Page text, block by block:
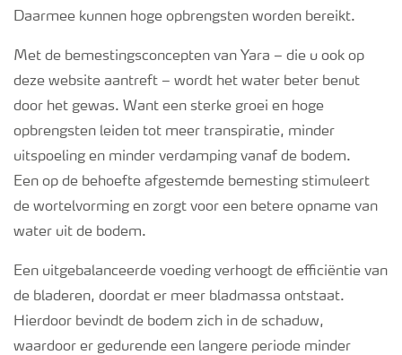
Daarmee kunnen hoge opbrengsten worden bereikt.
Met de bemestingsconcepten van Yara – die u ook op
deze website aantreft – wordt het water beter benut
door het gewas. Want een sterke groei en hoge
opbrengsten leiden tot meer transpiratie, minder
uitspoeling en minder verdamping vanaf de bodem.
Een op de behoefte afgestemde bemesting stimuleert
de wortelvorming en zorgt voor een betere opname van
water uit de bodem.
Een uitgebalanceerde voeding verhoogt de efficiëntie van
de bladeren, doordat er meer bladmassa ontstaat.
Hierdoor bevindt de bodem zich in de schaduw,
waardoor er gedurende een langere periode minder